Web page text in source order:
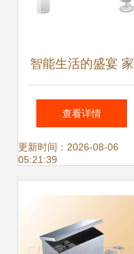
智能生活的盛宴 家
用电器背后的支撑
体系
查看详情
更新时间：2026-08-06
05:21:39